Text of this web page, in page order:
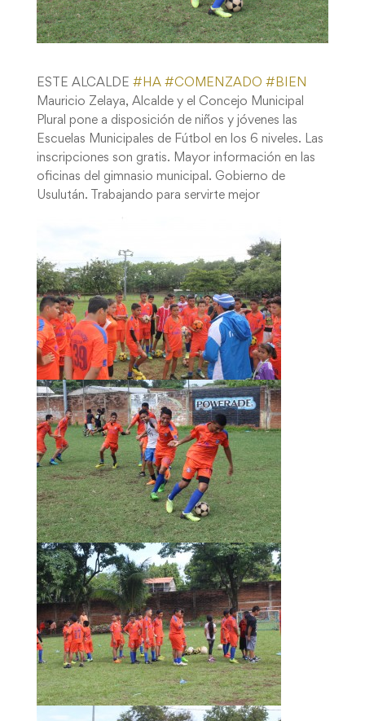
ESTE ALCALDE # HA #COMENZADO # BIEN
Mauricio Zelaya, Alcalde y el Concejo Municipal
Plural pone a disposición de niños y jóvenes las
Escuelas Municipales de Fútbol en los 6 niveles. Las
inscripciones son gratis. Mayor información en las
oficinas del gimnasio municipal. Gobierno de
Usulután. Trabajando para servirte mejor